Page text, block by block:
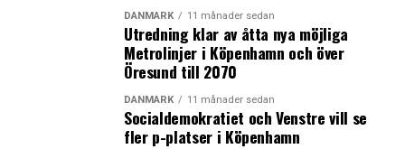
DANMARK 11 månader sedan
Utredning klar av åtta nya möjliga
Metrolinjer i Köpenhamn och över
Öresund till 2070
DANMARK 11 månader sedan
Socialdemokratiet och Venstre vill se
fler p-platser i Köpenhamn